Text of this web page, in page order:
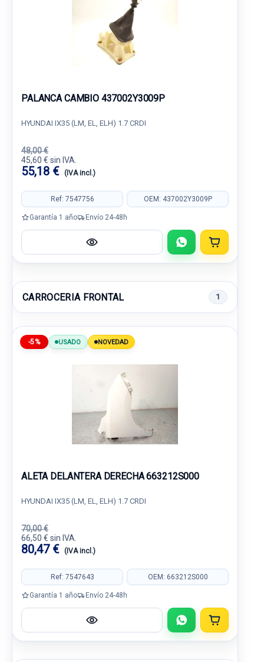
PALANCA CAMBIO 437002Y3009P
HYUNDAI IX35 (LM, EL, ELH) 1.7 CRDI
48,00 €
45,60 € sin IVA.
55,18 € (IVA incl.)
Ref: 7547756 OEM: 437002Y3009P
Garantía 1 año Envío 24-48h
CARROCERIA FRONTAL 1
-5% USADO NOVEDAD
ALETA DELANTERA DERECHA 663212S000
HYUNDAI IX35 (LM, EL, ELH) 1.7 CRDI
70,00 €
66,50 € sin IVA.
80,47 € (IVA incl.)
Ref: 7547643 OEM: 663212S000
Garantía 1 año Envío 24-48h